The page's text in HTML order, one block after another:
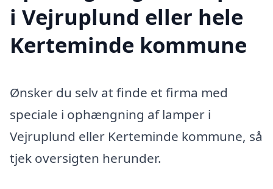
i Vejruplund eller hele
Kerteminde kommune
Ønsker du selv at finde et firma med
speciale i ophængning af lamper i
Vejruplund eller Kerteminde kommune, så
tjek oversigten herunder.